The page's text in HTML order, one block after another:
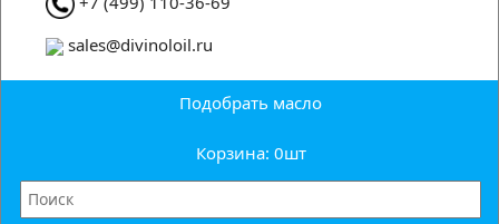
sales@divinoloil.ru
Подобрать масло
Корзина: 0шт